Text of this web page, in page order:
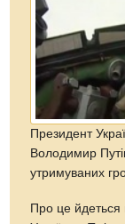
Президент
Володимир
утримуваних
Про це йдеться